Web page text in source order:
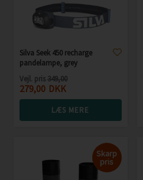
Silva Seek 450 recharge
pandelampe, grey
Vejl. pris349,00
279,00 DKK
LÆS MERE
Skarp
pris